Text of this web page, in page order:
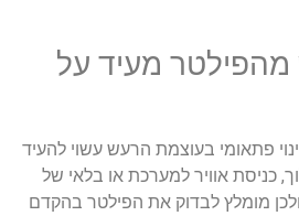
מעיד על
פתאומי בעוצמת הרעש עשוי להעיד
כניסת אוויר למערכת או בלאי של
מומלץ לבדוק את הפילטר בהקדם